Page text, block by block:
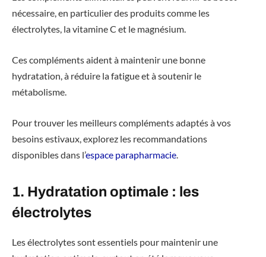
nécessaire, en particulier des produits comme les
électrolytes, la vitamine C et le magnésium.
Ces compléments aident à maintenir une bonne
hydratation, à réduire la fatigue et à soutenir le
métabolisme.
Pour trouver les meilleurs compléments adaptés à vos
besoins estivaux, explorez les recommandations
disponibles dans l’espace parapharmacie
1. Hydratation optimale : les
électrolytes
Les électrolytes sont essentiels pour maintenir une